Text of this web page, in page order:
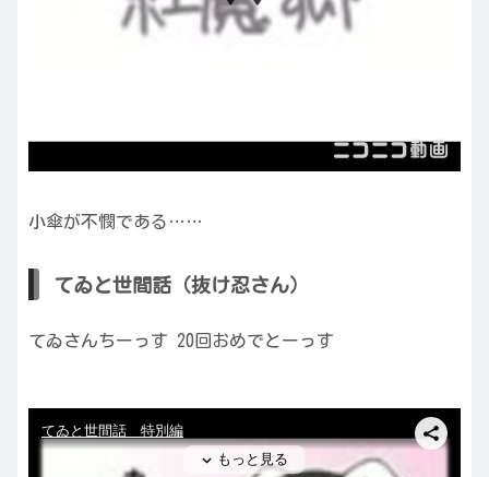
小傘が不憫である……
てゐと世間話（抜け忍さん）
てゐさんちーっす 20回おめでとーっす